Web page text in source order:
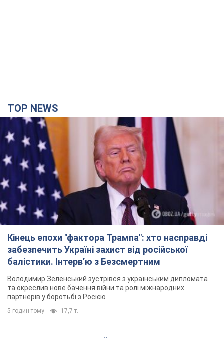
TOP NEWS
Кінець епохи "фактора Трампа": хто насправді
забезпечить Україні захист від російської
балістики. Інтерв’ю з Безсмертним
Володимир Зеленський зустрівся з українським дипломата
та окреслив нове бачення війни та ролі міжнародних
партнерів у боротьбі з Росією
5 годин тому 17,7 т.